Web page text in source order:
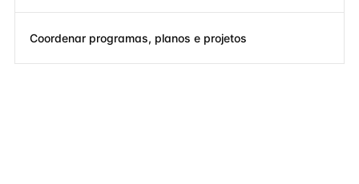
Coordenar programas, planos e projetos